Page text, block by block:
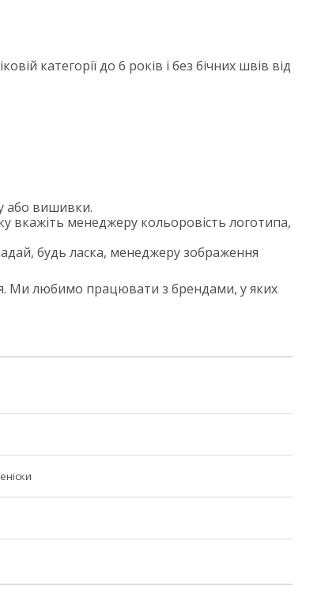
категорії до 6 років і без бічних швів від
або вишивки.
менеджеру кольоровість логотипа,
будь ласка, менеджеру зображення
Ми любимо працювати з брендами, у яких